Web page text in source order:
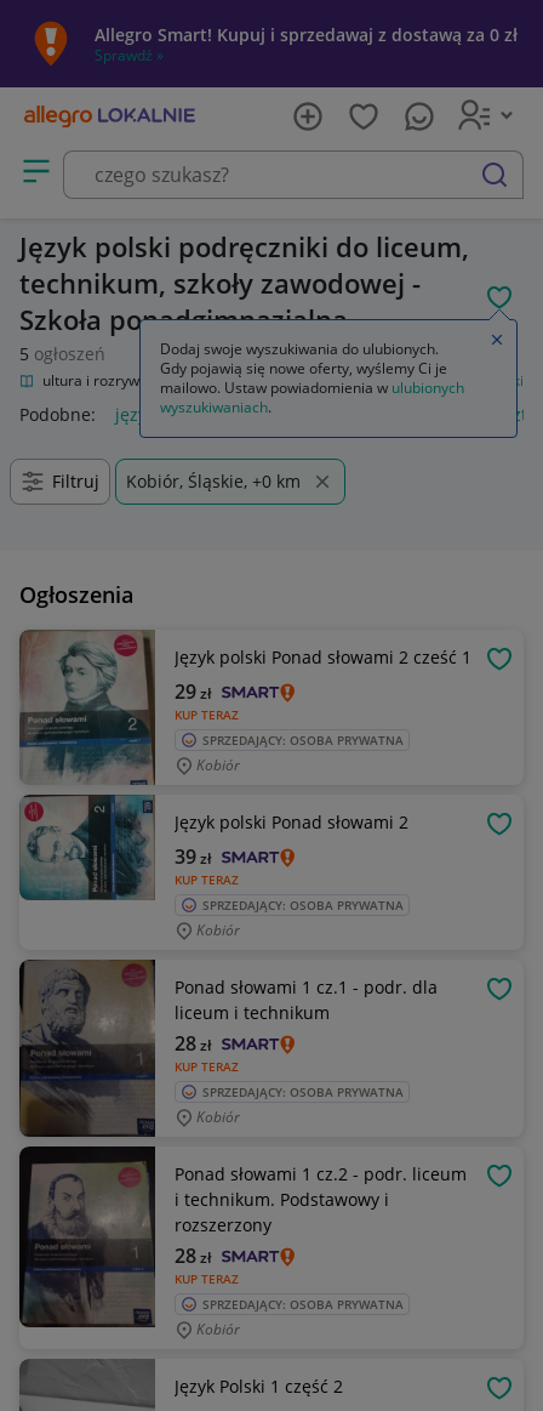
Allegro Smart! Kupuj i sprzedawaj z dostawą za 0 zł
Sprawdź »
Otwórz menu z kategoriami
szukaj
Język polski podręczniki do liceum,
technikum, szkoły zawodowej -
Szkoła ponadgimnazjalna
5 ogłoszeń
Kultura i rozrywka Podręczniki szkolne Szkoła średnia Język polski
Podobne: język polski zeszyt język polski język polski 1
Filtruj Kobiór, Śląskie, +0 km
Ogłoszenia
Język polski Ponad słowami 2 cześć 1
KUP TERAZ
29zł
SPRZEDAJĄCY: OSOBA PRYWATNA
Kobiór
Język polski Ponad słowami 2
KUP TERAZ
39zł
SPRZEDAJĄCY: OSOBA PRYWATNA
Kobiór
Ponad słowami 1 cz.1 - podr. dla
liceum i technikum
KUP TERAZ
28zł
SPRZEDAJĄCY: OSOBA PRYWATNA
Kobiór
Ponad słowami 1 cz.2 - podr. liceum
i technikum. Podstawowy i
rozszerzony
KUP TERAZ
28zł
SPRZEDAJĄCY: OSOBA PRYWATNA
Kobiór
Język Polski 1 część 2
Dodaj swoje wyszukiwania do ulubionych.
Gdy pojawią się nowe oferty, wyślemy Ci je
mailowo. Ustaw powiadomienia w ulubionych
wyszukiwaniach.